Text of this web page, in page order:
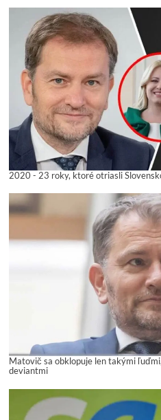
2020 - 23 roky, ktoré otriasli
Matovič sa obklopuje len takými
deviantmi